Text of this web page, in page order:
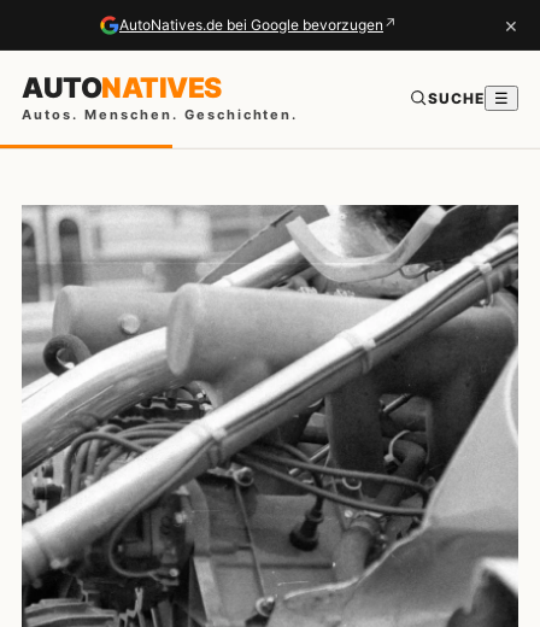
AutoNatives.de bei Google bevorzugen ↗ ×
AUTONATIVES
Autos. Menschen. Geschichten.
SUCHE ☰